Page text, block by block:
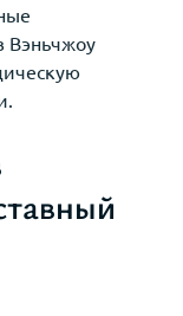
Вэньчжоу